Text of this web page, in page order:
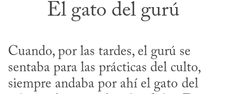
El gato del gurú
Cuando, por las tardes, el gurú se
sentaba para las prácticas del culto,
siempre andaba por ahí el gato del